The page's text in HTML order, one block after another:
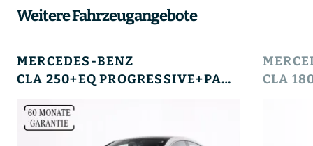
Weitere Fahrzeugangebote
MERCEDES-BENZ
CLA 250+EQ PROGRESSIVE+PANO+LED+KEYGO+HUD+KAMERA